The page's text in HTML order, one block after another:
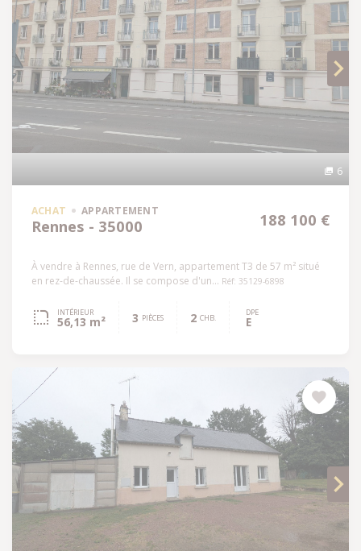
6
ACHAT APPARTEMENT
Rennes - 35000 188 100 €
À vendre à Rennes, rue de Vern, appartement T3 de 57 m² situé
en rez-de-chaussée. Il se compose d'un... Réf: 35129-6898
INTÉRIEUR
56,13 m² 3 PIÈCES 2 CHB. DPE
E